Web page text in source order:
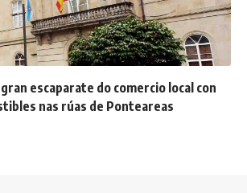
escaparate do comercio local con
nas rúas de Ponteareas